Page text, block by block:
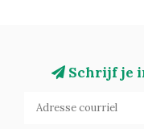
Schrijf je